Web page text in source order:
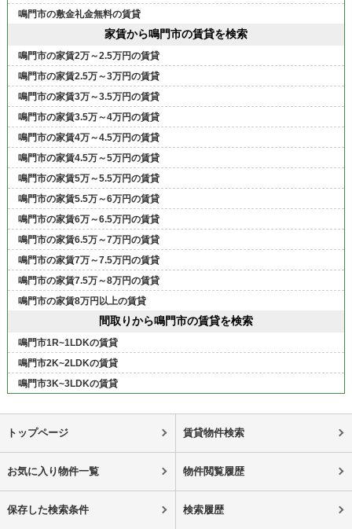
鳴門市の敷金礼金無料の賃貸
家賃から鳴門市の賃貸を検索
鳴門市の家賃2万～2.5万円の賃貸
鳴門市の家賃2.5万～3万円の賃貸
鳴門市の家賃3万～3.5万円の賃貸
鳴門市の家賃3.5万～4万円の賃貸
鳴門市の家賃4万～4.5万円の賃貸
鳴門市の家賃4.5万～5万円の賃貸
鳴門市の家賃5万～5.5万円の賃貸
鳴門市の家賃5.5万～6万円の賃貸
鳴門市の家賃6万～6.5万円の賃貸
鳴門市の家賃6.5万～7万円の賃貸
鳴門市の家賃7万～7.5万円の賃貸
鳴門市の家賃7.5万～8万円の賃貸
鳴門市の家賃8万円以上の賃貸
間取りから鳴門市の賃貸を検索
鳴門市1R~1LDKの賃貸
鳴門市2K~2LDKの賃貸
鳴門市3K~3LDKの賃貸
トップページ 賃貸物件検索
お気に入り物件一覧 物件閲覧履歴
保存した検索条件 検索履歴